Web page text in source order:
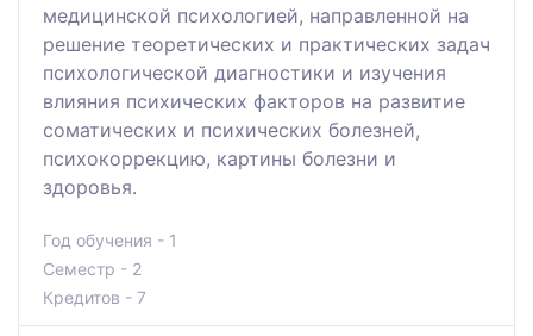
медицинской психологией, направленной на
решение теоретических и практических задач
психологической диагностики и изучения
влияния психических факторов на развитие
соматических и психических болезней,
психокоррекцию, картины болезни и
здоровья.
Год обучения - 1
Семестр - 2
Кредитов - 7